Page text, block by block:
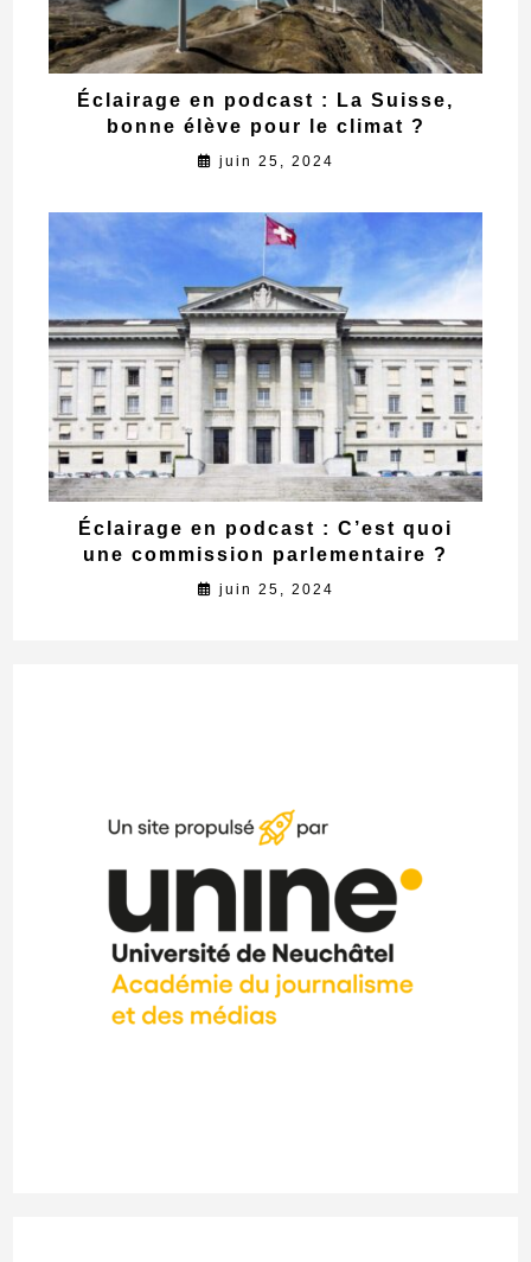
Éclairage en podcast : La Suisse,
bonne élève pour le climat ?
juin 25, 2024
Éclairage en podcast : C’est quoi
une commission parlementaire ?
juin 25, 2024